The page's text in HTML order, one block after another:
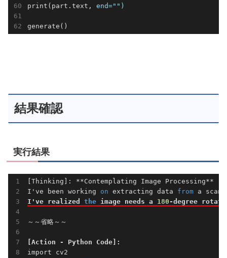
print(part.text, end="")
generate()
結果確認
実行結果
[Thinking]: **Contemplating Image Processing**
I've been working on extracting data from a
I've realized the image needs a 180 -degree
～～省略～～
[Action - Python Code]:
import cv2